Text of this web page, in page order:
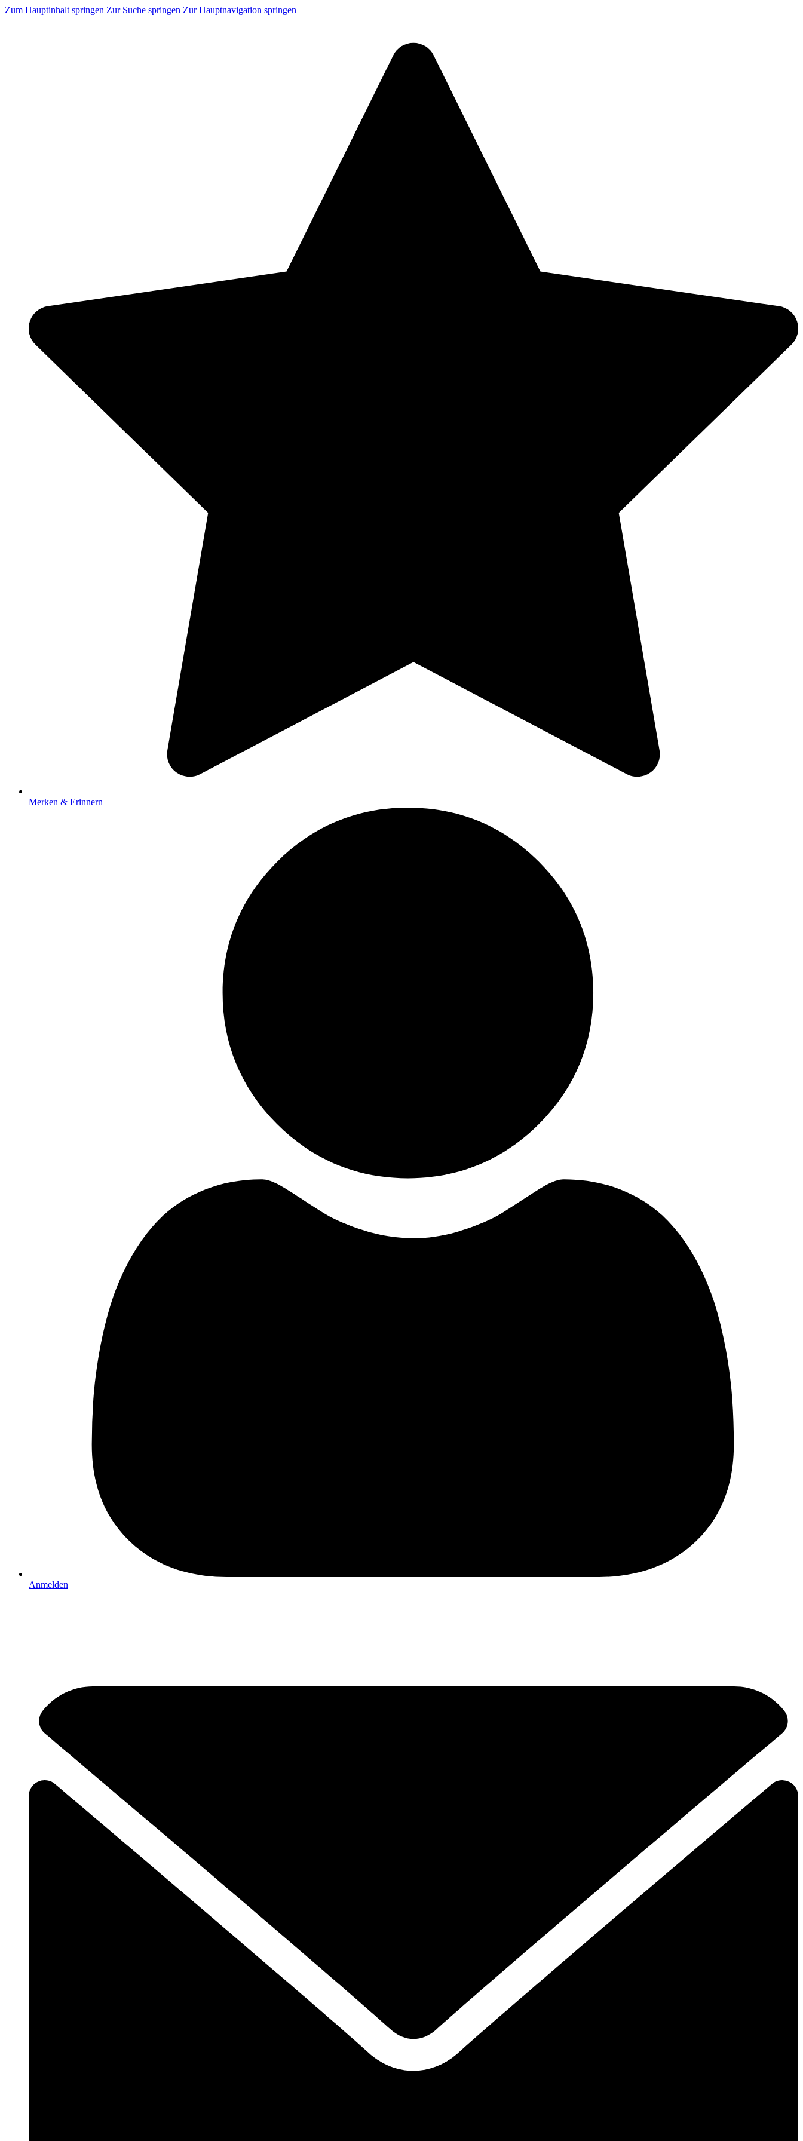
Zum Hauptinhalt springen Zur Suche springen Zur Hauptnavigation springen
Merken & Erinnern
Anmelden